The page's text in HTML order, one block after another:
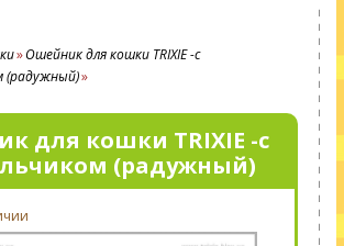
Ошейник для кошки TRIXIE -с
(радужный)
для кошки TRIXIE -с
(радужный)